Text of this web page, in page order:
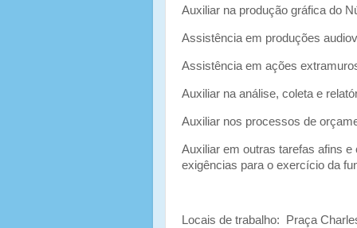
Auxiliar na produção gráfica do
Assistência em produções
Assistência em ações
Auxiliar na análise, coleta e
Auxiliar nos processos de
Auxiliar em outras tarefas afins
exigências para o exercício da
Locais de trabalho: Praça